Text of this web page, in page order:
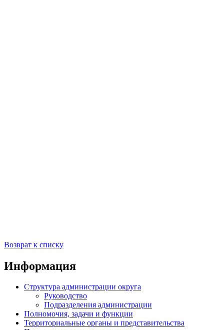
Возврат к списку
Информация
Структура администрации округа
Руководство
Подразделения администрации
Полномочия, задачи и функции
Территориальные органы и представительства